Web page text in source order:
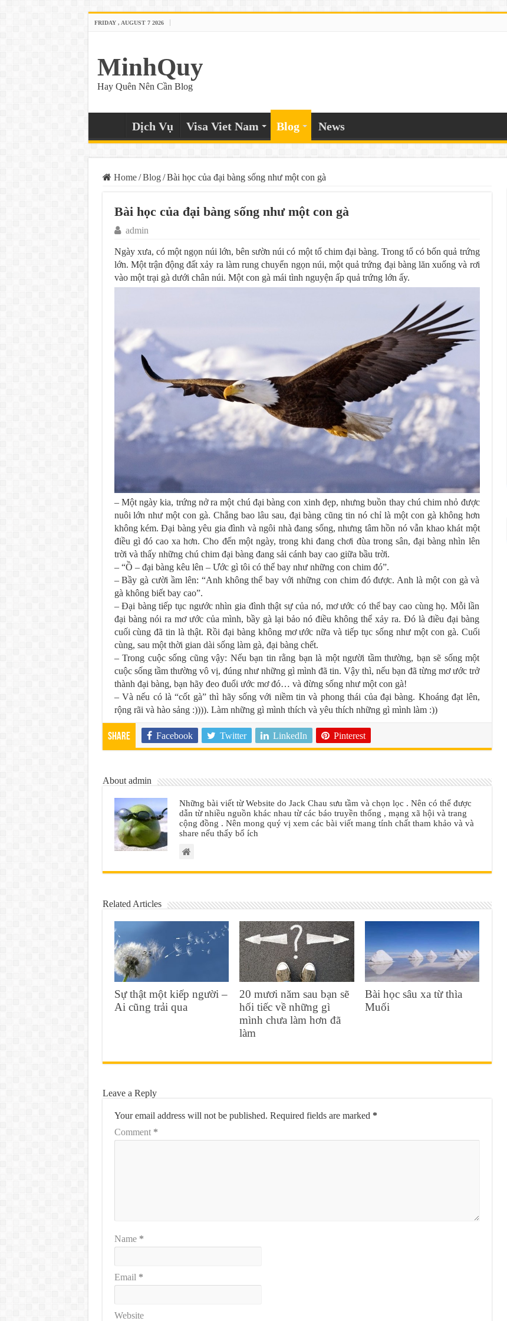
FRIDAY , AUGUST 7 2026
MinhQuy
Hay Quên Nên Cần Blog
Dịch Vụ Visa Viet Nam Blog News
Home / Blog / Bài học của đại bàng sống như một con gà
Bài học của đại bàng sống như một con gà
admin
Ngày xưa, có một ngọn núi lớn, bên sườn núi có một tổ chim đại bàng. Trong tổ có bốn quả trứng
lớn. Một trận động đất xảy ra làm rung chuyển ngọn núi, một quả trứng đại bàng lăn xuống và rơi
vào một trại gà dưới chân núi. Một con gà mái tình nguyện ấp quả trứng lớn ấy.
– Một ngày kia, trứng nở ra một chú đại bàng con xinh đẹp, nhưng buồn thay chú chim nhỏ được
nuôi lớn như một con gà. Chẳng bao lâu sau, đại bàng cũng tin nó chỉ là một con gà không hơn
không kém. Đại bàng yêu gia đình và ngôi nhà đang sống, nhưng tâm hồn nó vẫn khao khát một
điều gì đó cao xa hơn. Cho đến một ngày, trong khi đang chơi đùa trong sân, đại bàng nhìn lên
trời và thấy những chú chim đại bàng đang sải cánh bay cao giữa bầu trời.
– “Ồ – đại bàng kêu lên – Ước gì tôi có thể bay như những con chim đó”.
– Bầy gà cười ầm lên: “Anh không thể bay với những con chim đó được. Anh là một con gà và
gà không biết bay cao”.
– Đại bàng tiếp tục ngước nhìn gia đình thật sự của nó, mơ ước có thể bay cao cùng họ. Mỗi lần
đại bàng nói ra mơ ước của mình, bầy gà lại bảo nó điều không thể xảy ra. Đó là điều đại bàng
cuối cùng đã tin là thật. Rồi đại bàng không mơ ước nữa và tiếp tục sống như một con gà. Cuối
cùng, sau một thời gian dài sống làm gà, đại bàng chết.
– Trong cuộc sống cũng vậy: Nếu bạn tin rằng bạn là một người tầm thường, bạn sẽ sống một
cuộc sống tầm thường vô vị, đúng như những gì mình đã tin. Vậy thì, nếu bạn đã từng mơ ước trở
thành đại bàng, bạn hãy đeo đuổi ước mơ đó… và đừng sống như một con gà!
– Và nếu có là “cốt gà” thì hãy sống với niềm tin và phong thái của đại bàng. Khoáng đạt lên,
rộng rãi và hào sảng :)))). Làm những gì mình thích và yêu thích những gì mình làm :))
Share Facebook Twitter LinkedIn Pinterest
About admin
Những bài viết từ Website do Jack Chau sưu tầm và chọn lọc . Nên có thể được
dẫn từ nhiều nguồn khác nhau từ các báo truyền thống , mạng xã hội và trang
cộng đồng . Nên mong quý vị xem các bài viết mang tính chất tham khảo và và
share nếu thấy bổ ích
Related Articles
Sự thật một kiếp người –
Ai cũng trải qua
20 mươi năm sau bạn sẽ
hối tiếc về những gì
mình chưa làm hơn đã
làm
Bài học sâu xa từ thìa
Muối
Leave a Reply
Your email address will not be published. Required fields are marked *
Comment *
Name *
Email *
Website